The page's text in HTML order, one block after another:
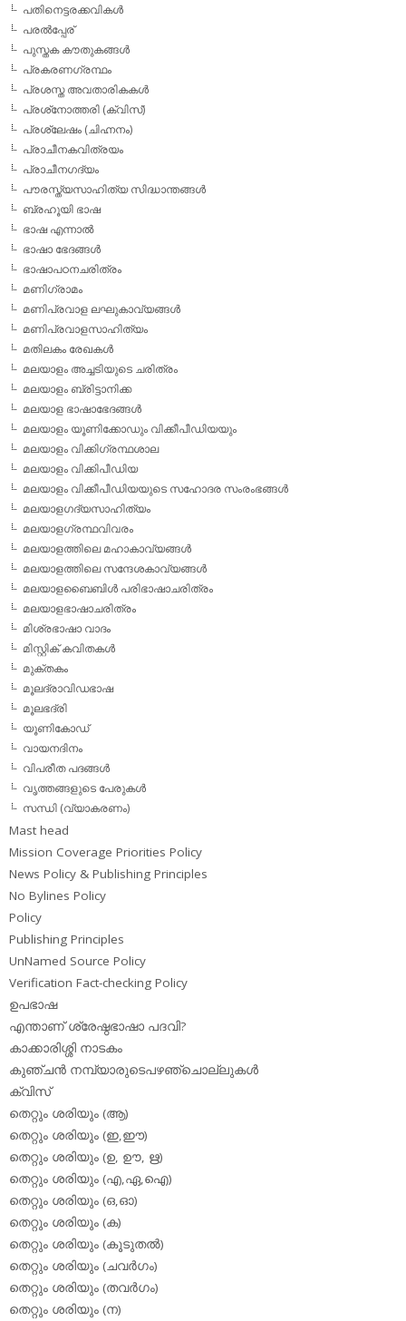
പതിനെട്ടരക്കവികള്‍
പരല്‍പ്പേര്
പുസ്തക കൗതുകങ്ങള്‍
പ്രകരണഗ്രന്ഥം
പ്രശസ്ത അവതാരികകള്‍
പ്രശ്‌നോത്തരി (ക്വിസ്)
പ്രശ്ലേഷം (ചിഹ്നനം)
പ്രാചീനകവിത്രയം
പ്രാചീനഗദ്യം
പൗരസ്ത്യസാഹിത്യ സിദ്ധാന്തങ്ങള്‍
ബ്രഹൂയി ഭാഷ
ഭാഷ എന്നാല്‍
ഭാഷാ ഭേദങ്ങള്‍
ഭാഷാപഠനചരിത്രം
മണിഗ്രാമം
മണിപ്രവാള ലഘുകാവ്യങ്ങള്‍
മണിപ്രവാളസാഹിത്യം
മതിലകം രേഖകള്‍
മലയാളം അച്ചടിയുടെ ചരിത്രം
മലയാളം ബ്രിട്ടാനിക്ക
മലയാള ഭാഷാഭേദങ്ങള്‍
മലയാളം യൂണിക്കോഡും വിക്കീപീഡിയയും
മലയാളം വിക്കിഗ്രന്ഥശാല
മലയാളം വിക്കിപീഡിയ
മലയാളം വിക്കീപീഡിയയുടെ സഹോദര സംരംഭങ്ങള്‍
മലയാളഗദ്യസാഹിത്യം
മലയാളഗ്രന്ഥവിവരം
മലയാളത്തിലെ മഹാകാവ്യങ്ങള്‍
മലയാളത്തിലെ സന്ദേശകാവ്യങ്ങള്‍
മലയാളബൈബിള്‍ പരിഭാഷാചരിത്രം
മലയാളഭാഷാചരിത്രം
മിശ്രഭാഷാ വാദം
മിസ്റ്റിക് കവിതകള്‍
മുക്തകം
മൂലദ്രാവിഡഭാഷ
മൂലഭദ്രി
യൂണികോഡ്
വായനദിനം
വിപരീത പദങ്ങള്‍
വൃത്തങ്ങളുടെ പേരുകള്‍
സന്ധി (വ്യാകരണം)
Mast head
Mission Coverage Priorities Policy
News Policy & Publishing Principles
No Bylines Policy
Policy
Publishing Principles
UnNamed Source Policy
Verification Fact-checking Policy
ഉപഭാഷ
എന്താണ് ശ്രേഷ്ഠഭാഷാ പദവി?
കാക്കാരിശ്ശി നാടകം
കുഞ്ചന്‍ നമ്പ്യാരുടെപഴഞ്ചൊല്ലുകള്‍
ക്വിസ്
തെറ്റും ശരിയും (ആ)
തെറ്റും ശരിയും (ഇ,ഈ)
തെറ്റും ശരിയും (ഉ, ഊ, ഋ)
തെറ്റും ശരിയും (എ,ഏ,ഐ)
തെറ്റും ശരിയും (ഒ,ഓ)
തെറ്റും ശരിയും (ക)
തെറ്റും ശരിയും (കൂടുതല്‍)
തെറ്റും ശരിയും (ചവര്‍ഗം)
തെറ്റും ശരിയും (തവര്‍ഗം)
തെറ്റും ശരിയും (ന)